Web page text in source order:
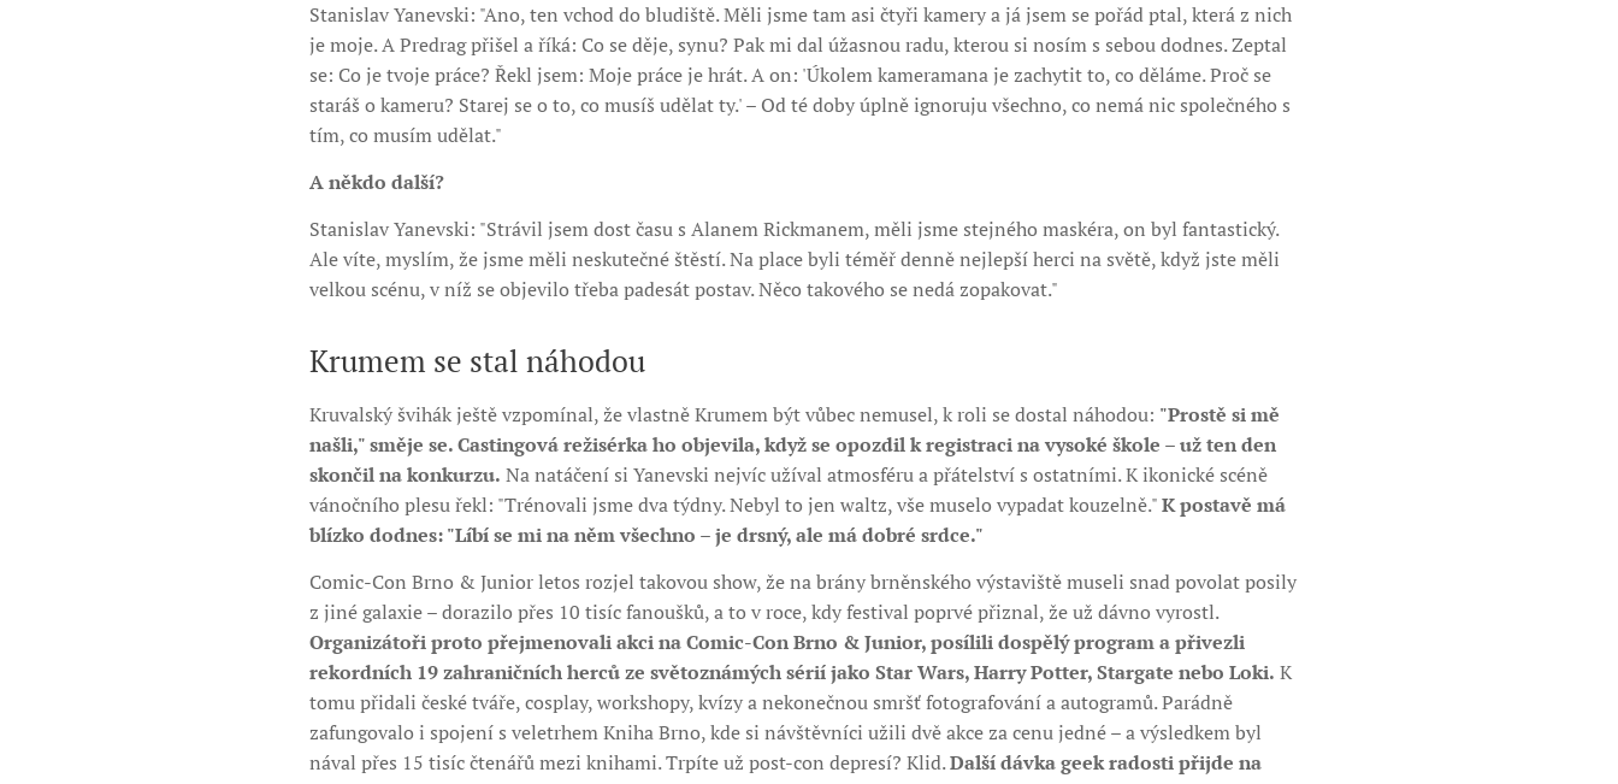
Stanislav Yanevski: "Ano, ten vchod do bludiště. Měli jsme tam asi čtyři kamery a já jsem se pořád ptal, která z nich
je moje. A Predrag přišel a říká: Co se děje, synu? Pak mi dal úžasnou radu, kterou si nosím s sebou dodnes. Zeptal
se: Co je tvoje práce? Řekl jsem: Moje práce je hrát. A on: 'Úkolem kameramana je zachytit to, co děláme. Proč se
staráš o kameru? Starej se o to, co musíš udělat ty.' – Od té doby úplně ignoruju všechno, co nemá nic společného s
tím, co musím udělat."
A někdo další?
Stanislav Yanevski: "Strávil jsem dost času s Alanem Rickmanem, měli jsme stejného maskéra, on byl fantastický.
Ale víte, myslím, že jsme měli neskutečné štěstí. Na place byli téměř denně nejlepší herci na světě, když jste měli
velkou scénu, v níž se objevilo třeba padesát postav. Něco takového se nedá zopakovat."
Krumem se stal náhodou
Kruvalský švihák ještě vzpomínal, že vlastně Krumem být vůbec nemusel, k roli se dostal náhodou: "Prostě si mě
našli," směje se. Castingová režisérka ho objevila, když se opozdil k registraci na vysoké škole – už ten den
skončil na konkurzu. Na natáčení si Yanevski nejvíc užíval atmosféru a přátelství s ostatními. K ikonické scéně
vánočního plesu řekl: "Trénovali jsme dva týdny. Nebyl to jen waltz, vše muselo vypadat kouzelně."K postavě má
blízko dodnes: "Líbí se mi na něm všechno – je drsný, ale má dobré srdce."
Comic-Con Brno & Junior letos rozjel takovou show, že na brány brněnského výstaviště museli snad povolat posily
z jiné galaxie – dorazilo přes 10 tisíc fanoušků, a to v roce, kdy festival poprvé přiznal, že už dávno vyrostl.
Organizátoři proto přejmenovali akci na Comic-Con Brno & Junior, posílili dospělý program a přivezli
rekordních 19 zahraničních herců ze světoznámých sérií jako Star Wars, Harry Potter, Stargate nebo Loki. K
tomu přidali české tváře, cosplay, workshopy, kvízy a nekonečnou smršť fotografování a autogramů. Parádně
zafungovalo i spojení s veletrhem Kniha Brno, kde si návštěvníci užili dvě akce za cenu jedné – a výsledkem byl
nával přes 15 tisíc čtenářů mezi knihami. Trpíte už post-con depresí? Klid.Další dávka geek radosti přijde na